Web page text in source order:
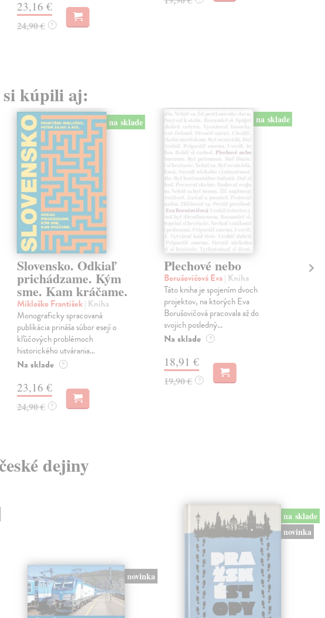
23,16 €
24,90 € ?
si kúpili aj:
na sklade
Slovensko. Odkiaľ
prichádzame. Kým
sme. Kam kráčame.
Mikloško František| Kniha
Monograficky spracovaná
publikácia prináša súbor esejí o
kľúčových problémoch
historického utvárania...
Na sklade ?
23,16 €
24,90 € ?
na sklade
Plechové nebo
Borušovičová Eva| Kniha
Táto kniha je spojením dvoch
projektov, na ktorých Eva
Borušovičová pracovala až do
svojich posledný...
Na sklade ?
18,91 €
19,90 € ?
dejiny
novinka
na sklade
novinka